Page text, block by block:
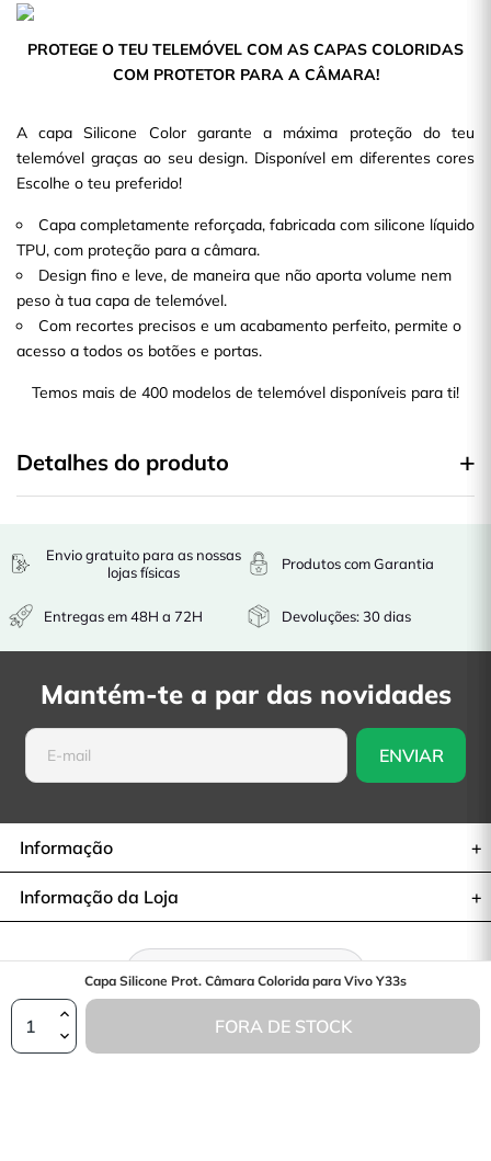
Capa Silicone Prot. Câmara Colorida para Vivo Y33s
FORA DE STOCK
PROTEGE O TEU TELEMÓVEL COM AS CAPAS COLORIDAS
COM PROTETOR PARA A CÂMARA!
A capa Silicone Color garante a máxima proteção do teu
telemóvel graças ao seu design. Disponível em diferentes cores
Escolhe o teu preferido!
Capa completamente reforçada, fabricada com silicone líquido
TPU, com proteção para a câmara.
Design fino e leve, de maneira que não aporta volume nem
peso à tua capa de telemóvel.
Com recortes precisos e um acabamento perfeito, permite o
acesso a todos os botões e portas.
Temos mais de 400 modelos de telemóvel disponíveis para ti!
Detalhes do produto
Envio gratuito para as nossas
lojas físicas
Entregas em 48H a 72H
Produtos com Garantia
Devoluções: 30 dias
Mantém-te a par das novidades
Informação
Informação da Loja
Retratar-se do contrato
© 2026— La Casa de las Carcasas